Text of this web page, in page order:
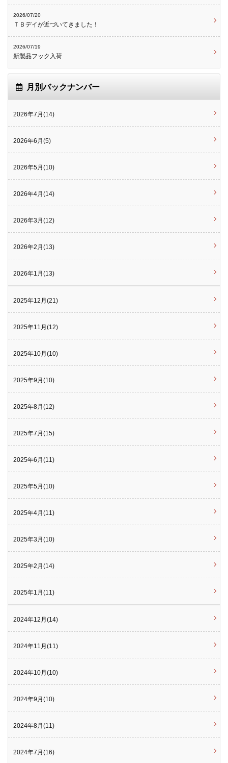
2026/07/20
ＴＢデイが近づいてきました！
2026/07/19
新製品フック入荷
月別バックナンバー
2026年7月(14)
2026年6月(5)
2026年5月(10)
2026年4月(14)
2026年3月(12)
2026年2月(13)
2026年1月(13)
2025年12月(21)
2025年11月(12)
2025年10月(10)
2025年9月(10)
2025年8月(12)
2025年7月(15)
2025年6月(11)
2025年5月(10)
2025年4月(11)
2025年3月(10)
2025年2月(14)
2025年1月(11)
2024年12月(14)
2024年11月(11)
2024年10月(10)
2024年9月(10)
2024年8月(11)
2024年7月(16)